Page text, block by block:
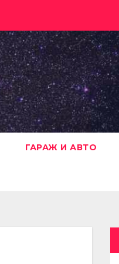
ГАРАЖ И АВТО